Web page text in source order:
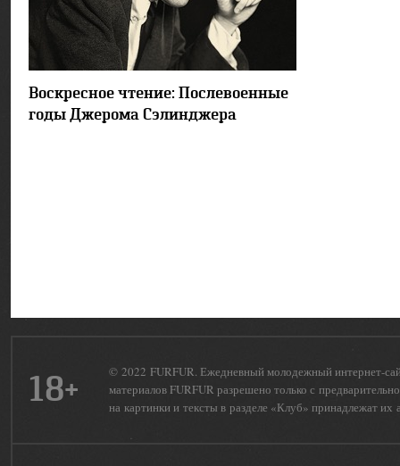
Воскресное чтение: Послевоенные
годы Джерома Сэлинджера
18+
© 2022 FURFUR. Ежедневный молодежный интернет-
материалов FURFUR разрешено только с
на картинки и тексты в разделе «Клуб» принадлежат их